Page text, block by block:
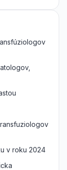
v roku 2024